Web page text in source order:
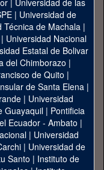
| Universidad de las
| Universidad de
Técnica de Machala|
| Universidad Nacional
Estatal de Bolivar
del Chimborazo |
de Quito |
de Santa Elena|
| Universidad
Guayaquil| Pontificia
Ecuador - Ambato |
| Universidad
| Universidad de
Santo | Instituto de